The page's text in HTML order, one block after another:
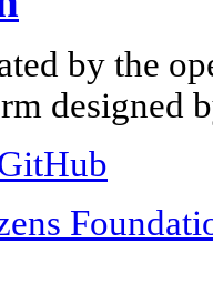
by the
designed